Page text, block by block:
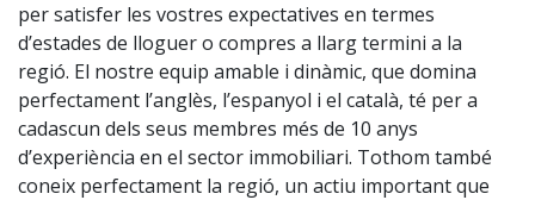
per satisfer les vostres expectatives en termes
d’estades de lloguer o compres a llarg termini a la
regió. El nostre equip amable i dinàmic, que domina
perfectament l’anglès, l’espanyol i el català, té per a
cadascun dels seus membres més de 10 anys
d’experiència en el sector immobiliari. Tothom també
coneix perfectament la regió, un actiu important que